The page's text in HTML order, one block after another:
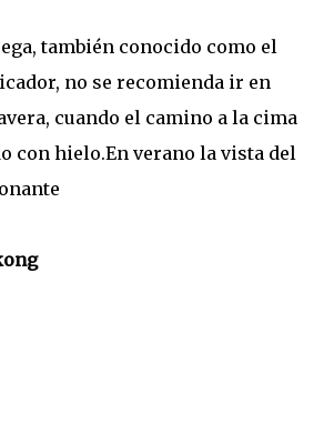
también conocido como el
no se recomienda ir en
cuando el camino a la cima
con hielo.En verano la vista del